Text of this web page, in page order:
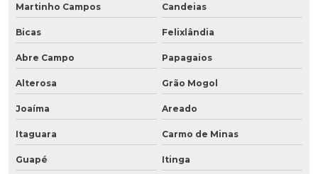
Martinho Campos Candeias
Bicas Felixlândia
Abre Campo Papagaios
Alterosa Grão Mogol
Joaíma Areado
Itaguara Carmo de Minas
Guapé Itinga